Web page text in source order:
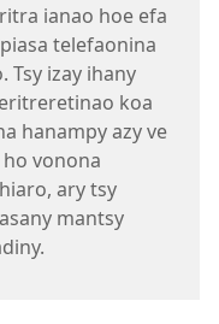
ianao hoe efa
telefaonina
Tsy izay ihany
koa
hanampy azy ve
vonona
ary tsy
mantsy